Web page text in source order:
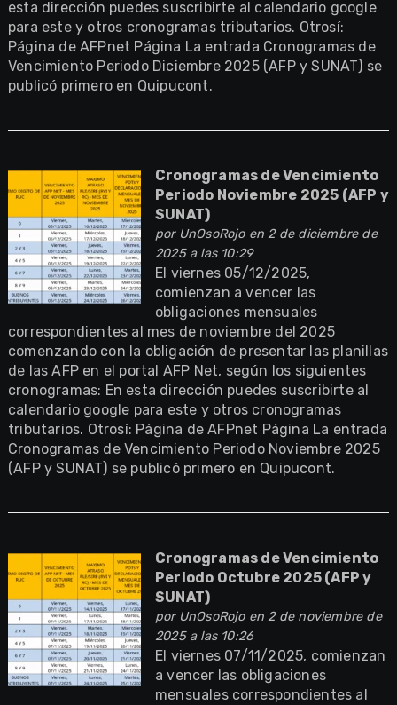
esta dirección puedes suscribirte al calendario google
para este y otros cronogramas tributarios. Otrosí:
Página de AFPnet Página La entrada Cronogramas de
Vencimiento Periodo Diciembre 2025 (AFP y SUNAT) se
publicó primero en Quipucont.
Cronogramas de Vencimiento
Periodo Noviembre 2025 (AFP y
SUNAT)
por UnOsoRojoen 2 de diciembre de
2025 a las 10:29
El viernes 05/12/2025,
comienzan a vencer las
obligaciones mensuales
correspondientes al mes de noviembre del 2025
comenzando con la obligación de presentar las planillas
de las AFP en el portal AFP Net, según los siguientes
cronogramas: En esta dirección puedes suscribirte al
calendario google para este y otros cronogramas
tributarios. Otrosí: Página de AFPnet Página La entrada
Cronogramas de Vencimiento Periodo Noviembre 2025
(AFP y SUNAT) se publicó primero en Quipucont.
Cronogramas de Vencimiento
Periodo Octubre 2025 (AFP y
SUNAT)
por UnOsoRojoen 2 de noviembre de
2025 a las 10:26
El viernes 07/11/2025, comienzan
a vencer las obligaciones
mensuales correspondientes al